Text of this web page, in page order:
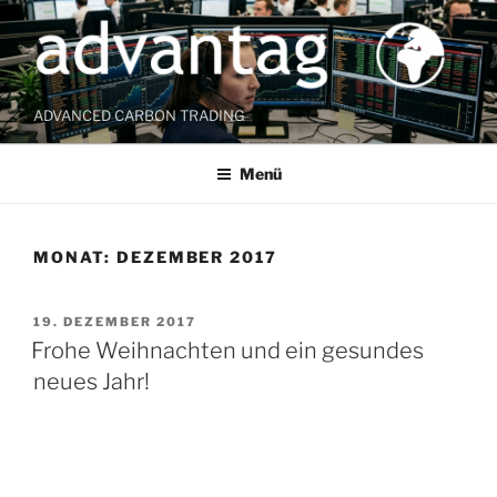
Zum
Inhalt
springen
ADVANCED CARBON TRADING
Menü
MONAT: DEZEMBER 2017
VERÖFFENTLICHT
AM
19. DEZEMBER 2017
Frohe Weihnachten und ein gesundes
neues Jahr!